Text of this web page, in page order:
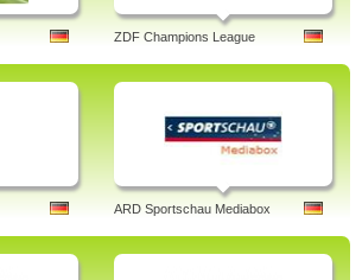
ZDF Champions League
ARD Sportschau Mediabox